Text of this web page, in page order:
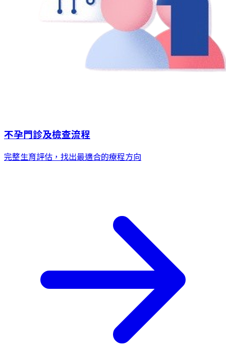
不孕門診及檢查流程
完整生育評估，找出最適合的療程方向